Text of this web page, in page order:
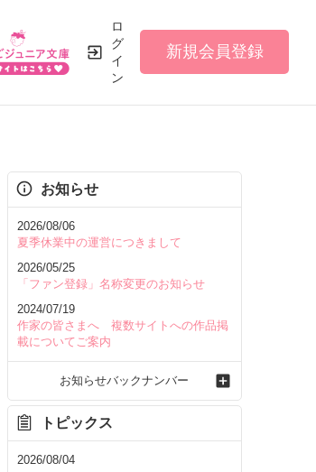
ロ
グ
イ
ン
新規会員登録
お知らせ
2026/08/06
夏季休業中の運営につきまして
2026/05/25
「ファン登録」名称変更のお知らせ
2024/07/19
作家の皆さまへ 複数サイトへの作品掲
載についてご案内
お知らせバックナンバー
トピックス
2026/08/04